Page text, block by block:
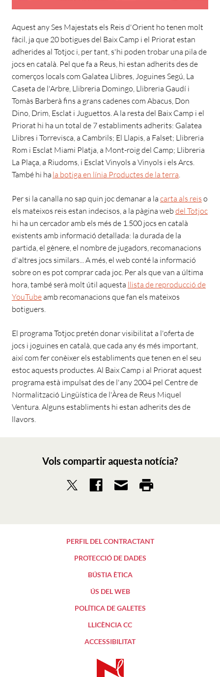
Aquest any Ses Majestats els Reis d'Orient ho tenen molt
fàcil, ja que 20 botigues del Baix Camp i el Priorat estan
adherides al Totjoc i, per tant, s'hi poden trobar una pila de
jocs en català. Pel que fa a Reus, hi estan adherits des de
comerços locals com Galatea Llibres, Joguines Segú, La
Caseta de l'Arbre, Llibreria Domingo, Llibreria Gaudí i
Tomàs Barberà fins a grans cadenes com Abacus, Don
Dino, Drim, Esclat i Juguettos. A la resta del Baix Camp i el
Priorat hi ha un total de 7 establiments adherits: Galatea
Llibres i Torrevisca, a Cambrils; El Llapis, a Falset; Llibreria
Rom i Esclat Miami Platja, a Mont-roig del Camp; Llibreria
La Plaça, a Riudoms, i Esclat Vinyols a Vinyols i els Arcs.
També hi ha la botiga en línia Productes de la terra
Per si la canalla no sap quin joc demanar a la carta als reis o
els mateixos reis estan indecisos, a la pàgina web del Totjoc
hi ha un cercador amb els més de 1.500 jocs en català
existents amb informació detallada: la durada de la
partida, el gènere, el nombre de jugadors, recomanacions
d'altres jocs similars... A més, el web conté la informació
sobre on es pot comprar cada joc. Per als que van a última
hora, també serà molt útil aquesta llista de reproducció de
YouTubeamb recomanacions que fan els mateixos
botiguers.
El programa Totjoc pretén donar visibilitat a l'oferta de
jocs i joguines en català, que cada any és més important,
així com fer conèixer els establiments que tenen en el seu
estoc aquests productes. Al Baix Camp i al Priorat aquest
programa està impulsat des de l'any 2004 pel Centre de
Normalització Lingüística de l'Àrea de Reus Miquel
Ventura. Alguns establiments hi estan adherits des de
llavors.
Vols compartir aquesta notícia?
PERFIL DEL CONTRACTANT
PROTECCIÓ DE DADES
BÚSTIA ÈTICA
ÚS DEL WEB
POLÍTICA DE GALETES
LLICÈNCIA CC
ACCESSIBILITAT